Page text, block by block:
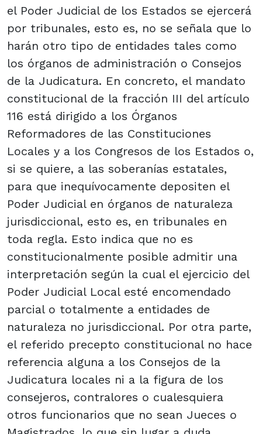
el Poder Judicial de los Estados se ejercerá
por tribunales, esto es, no se señala que lo
harán otro tipo de entidades tales como
los órganos de administración o Consejos
de la Judicatura. En concreto, el mandato
constitucional de la fracción III del artículo
116 está dirigido a los Órganos
Reformadores de las Constituciones
Locales y a los Congresos de los Estados o,
si se quiere, a las soberanías estatales,
para que inequívocamente depositen el
Poder Judicial en órganos de naturaleza
jurisdiccional, esto es, en tribunales en
toda regla. Esto indica que no es
constitucionalmente posible admitir una
interpretación según la cual el ejercicio del
Poder Judicial Local esté encomendado
parcial o totalmente a entidades de
naturaleza no jurisdiccional. Por otra parte,
el referido precepto constitucional no hace
referencia alguna a los Consejos de la
Judicatura locales ni a la figura de los
consejeros, contralores o cualesquiera
otros funcionarios que no sean Jueces o